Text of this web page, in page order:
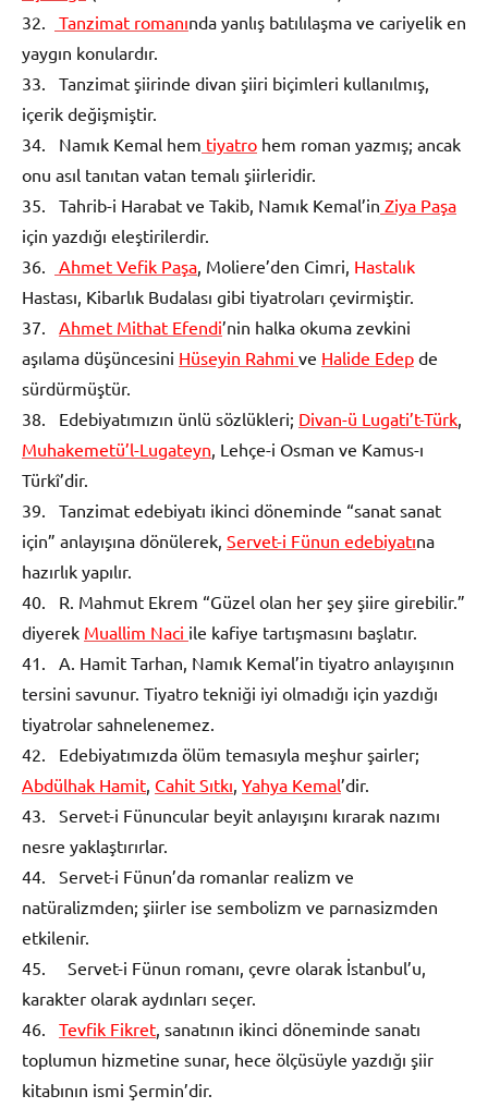
32.
Tanzimat romanında yanlış batılılaşma ve cariyelik en
yaygın konulardır.
33. Tanzimat şiirinde divan şiiri biçimleri kullanılmış,
içerik değişmiştir.
34. Namık Kemal hem tiyatro hem roman yazmış; ancak
onu asıl tanıtan vatan temalı şiirleridir.
35. Tahrib-i Harabat ve Takib, Namık Kemal’in Ziya Paşa
için yazdığı eleştirilerdir.
36.
Ahmet Vefik Paşa, Moliere’den Cimri, Hastalık
Hastası, Kibarlık Budalası gibi tiyatroları çevirmiştir.
37. Ahmet Mithat Efendi’nin halka okuma zevkini
aşılama düşüncesini Hüseyin Rahmi ve Halide Edep de
sürdürmüştür.
38. Edebiyatımızın ünlü sözlükleri; Divan-ü Lugati’t-Türk,
Muhakemetü’l-Lugateyn, Lehçe-i Osman ve Kamus-ı
Türkî’dir.
39. Tanzimat edebiyatı ikinci döneminde “sanat sanat
için” anlayışına dönülerek, Servet-i Fünun edebiyatına
hazırlık yapılır.
40. R. Mahmut Ekrem “Güzel olan her şey şiire girebilir.”
diyerek Muallim Naci ile kafiye tartışmasını başlatır.
41. A. Hamit Tarhan, Namık Kemal’in tiyatro anlayışının
tersini savunur. Tiyatro tekniği iyi olmadığı için yazdığı
tiyatrolar sahnelenemez.
42. Edebiyatımızda ölüm temasıyla meşhur şairler;
Abdülhak Hamit, Cahit Sıtkı, Yahya Kemal’dir.
43. Servet-i Fünuncular beyit anlayışını kırarak nazımı
nesre yaklaştırırlar.
44. Servet-i Fünun’da romanlar realizm ve
natüralizmden; şiirler ise sembolizm ve parnasizmden
etkilenir.
45. Servet-i Fünun romanı, çevre olarak İstanbul’u,
karakter olarak aydınları seçer.
46. Tevfik Fikret, sanatının ikinci döneminde sanatı
toplumun hizmetine sunar, hece ölçüsüyle yazdığı şiir
kitabının ismi Şermin’dir.